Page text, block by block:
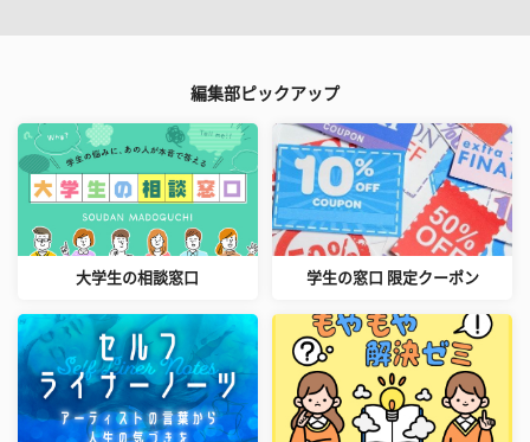
編集部ピックアップ
大学生の相談窓口 学生の窓口 限定クーポン